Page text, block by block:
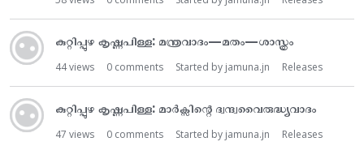
i
o
n
i
s
t
കുറ്റിപ്പുഴ കൃഷ്ണപിള്ള: മന്ത്രവാദം—മതം—ശാസ്ത്രം
44views 0 comments Started by jamuna.jn Releases
കുറ്റിപ്പുഴ കൃഷ്ണപിള്ള: മാർക്സിന്റെ ദ്വന്ദ്വവൈരുദ്ധ്യവാദം
47 views 0 comments Started by jamuna.jn Releases